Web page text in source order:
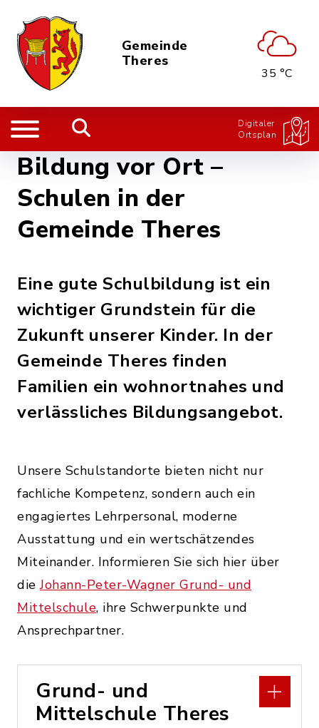
Gemeinde
Theres
35 °C
Digitaler
Ortsplan
Bildung vor Ort –
Schulen in der
Gemeinde Theres
Eine gute Schulbildung ist ein
wichtiger Grundstein für die
Zukunft unserer Kinder. In der
Gemeinde Theres finden
Familien ein wohnortnahes und
verlässliches Bildungsangebot.
Unsere Schulstandorte bieten nicht nur
fachliche Kompetenz, sondern auch ein
engagiertes Lehrpersonal, moderne
Ausstattung und ein wertschätzendes
Miteinander. Informieren Sie sich hier über
dieJohann-Peter-Wagner Grund- und
Mittelschule, ihre Schwerpunkte und
Ansprechpartner.
Grund- und
Mittelschule Theres